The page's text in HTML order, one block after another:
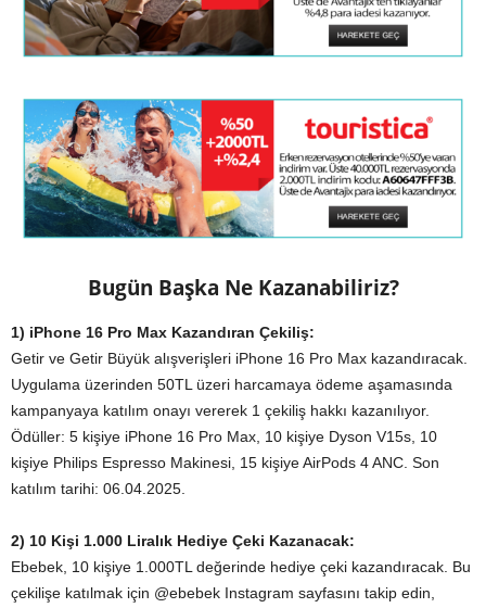
Bugün Başka Ne Kazanabiliriz?
1) iPhone 16 Pro Max Kazandıran Çekiliş:
Getir ve Getir Büyük alışverişleri iPhone 16 Pro Max kazandıracak.
Uygulama üzerinden 50TL üzeri harcamaya ödeme aşamasında
kampanyaya katılım onayı vererek 1 çekiliş hakkı kazanılıyor.
Ödüller: 5 kişiye iPhone 16 Pro Max, 10 kişiye Dyson V15s, 10
kişiye Philips Espresso Makinesi, 15 kişiye AirPods 4 ANC. Son
katılım tarihi: 06.04.2025.
2) 10 Kişi 1.000 Liralık Hediye Çeki Kazanacak:
Ebebek, 10 kişiye 1.000TL değerinde hediye çeki kazandıracak. Bu
çekilişe katılmak için @ebebek Instagram sayfasını takip edin,